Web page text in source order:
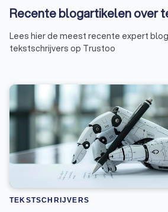
Recente blogartikelen over
Lees hier de meest recente expert
tekstschrijvers op Trustoo
TEKSTSCHRIJVERS